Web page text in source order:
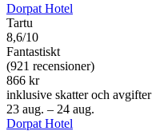
Dorpat Hotel
Tartu
8,6/10
Fantastiskt
(921 recensioner)
866 kr
inklusive skatter och avgifter
23 aug. – 24 aug.
Dorpat Hotel